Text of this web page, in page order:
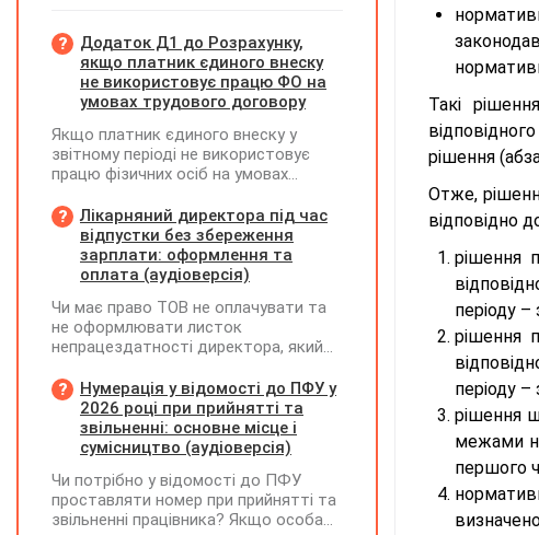
Такі
рішення
Отже,
відповідно
рішення
періоду
рішення
періоду
рішення
межами
першого
Додаток Д1 до Розрахунку,
якщо платник єдиного внеску
не використовує працю ФО на
умовах трудового договору
Якщо платник єдиного внеску у
звітному періоді не використовує
працю фізичних осіб на умовах
на інших умовах, передбачених
законодавством, Додаток Д1/
Додаток ФІЗ-Д1 за відповідний
період не подається
Лікарняний директора під час
відпустки без збереження
зарплати: оформлення та
оплата (аудіоверсія)
Чи має право ТОВ не оплачувати та
не оформлювати листок
непрацездатності директора, який
збереження заробітної плати під час
призупинення діяльності
підприємства?
Нумерація у відомості до ПФУ у
2026 році при прийнятті та
звільненні: основне місце і
сумісництво (аудіоверсія)
Чи потрібно у відомості до ПФУ
проставляти номер при прийнятті та
звільненні працівника? Якщо особа